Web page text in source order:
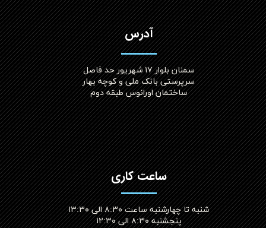
آدرس
سمنان بلوار ۱۷ شهریور حد فاصل
سرپرستی بانک ملی و کوچه بهار
ساختمان اورانوس طبقه دوم
ساعت کاری
شنبه تا چهارشنبه ساعت ۸:۳۰ الی ۱۳:۳۰
پنجشنبه ۸:۳۰ الی ۱۲:۳۰​​​​​​​